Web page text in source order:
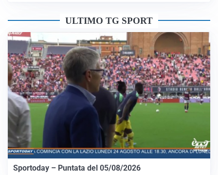
ULTIMO TG SPORT
Sportoday – Puntata del 05/08/2026